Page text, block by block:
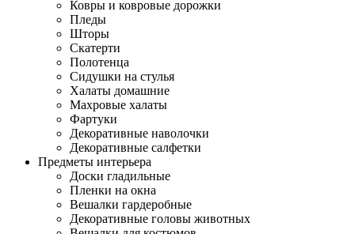
Ковры и ковровые дорожки
Пледы
Шторы
Скатерти
Полотенца
Сидушки на стулья
Халаты домашние
Махровые халаты
Фартуки
Декоративные наволочки
Декоративные салфетки
Предметы интерьера
Доски гладильные
Пленки на окна
Вешалки гардеробные
Декоративные головы животных